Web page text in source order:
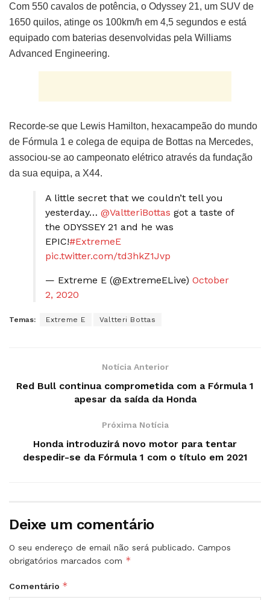
Com 550 cavalos de potência, o Odyssey 21, um SUV de
1650 quilos, atinge os 100km/h em 4,5 segundos e está
equipado com baterias desenvolvidas pela Williams
Advanced Engineering.
Recorde-se que Lewis Hamilton, hexacampeão do mundo
de Fórmula 1 e colega de equipa de Bottas na Mercedes,
associou-se ao campeonato elétrico através da fundação
da sua equipa, a X44.
A little secret that we couldn’t tell you
yesterday… @ValtteriBottas got a taste of
the ODYSSEY 21 and he was
EPIC!#ExtremeE
pic.twitter.com/td3hkZ1Jvp
— Extreme E (@ExtremeELive) October
2, 2020
Temas: Extreme E Valtteri Bottas
Notícia Anterior
Red Bull continua comprometida com a Fórmula 1
apesar da saída da Honda
Próxima Notícia
Honda introduzirá novo motor para tentar
despedir-se da Fórmula 1 com o título em 2021
Deixe um comentário
O seu endereço de email não será publicado. Campos
obrigatórios marcados com *
Comentário *